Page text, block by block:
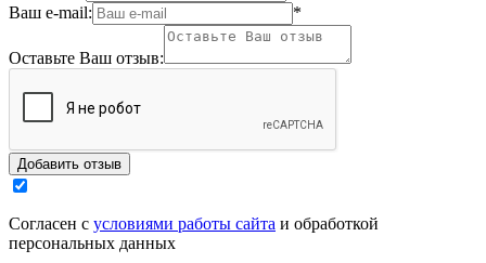
Ваш e-mail:
*
Оставьте Ваш отзыв:
Согласен с условиями работы сайта и обработкой
персональных данных